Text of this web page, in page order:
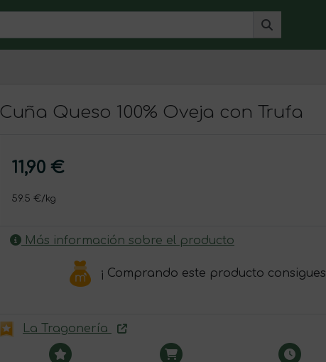
Cuña Queso 100% Oveja con Trufa
11,90 €
59.5 €/kg
Más información sobre el producto
¡ Comprando este producto consigues
La Tragonería